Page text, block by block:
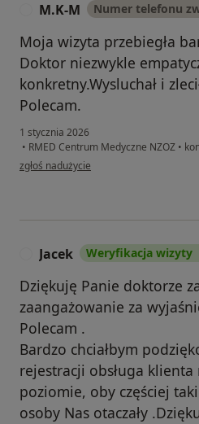
M.K-M Numer telefonu
Moja wizyta przebiegła
Doktor niezwykle
konkretny.Wysluchał i
Polecam.
1 stycznia 2026
• RMED Centrum Medyczne NZOZ •
w opinii użytkownika M.K-M
zgłoś nadużycie
Jacek Weryfikacja wizyty
Dziękuję Panie doktorze
zaangażowanie za
Polecam .
Bardzo chciałbym
rejestracji obsługa klienta
poziomie, oby częściej
osoby Nas otaczały